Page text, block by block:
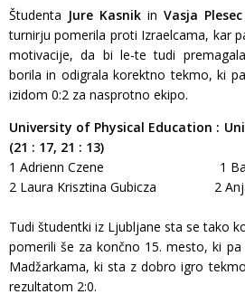
Študenta Jure Kasnikin Vasja Plesec
turnirju pomerila proti Izraelcama, kar
motivacije, da bi le-te tudi
borila in odigrala korektno tekmo, ki
izidom 0:2 za nasprotno ekipo.
University of Physical Education :
(21 : 17, 21 : 13)
1 Adrienn Czene 1
2 Laura Krisztina Gubicza 2 Anja
Tudi študentki iz Ljubljane sta se tako
pomerili še za končno 15. mesto, ki
Madžarkama, ki sta z dobro igro
rezultatom 2:0.